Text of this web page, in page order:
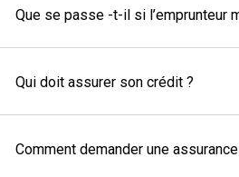
Que se passe -t-il si l’emprunteur
Qui doit assurer son crédit ?
Comment demander une